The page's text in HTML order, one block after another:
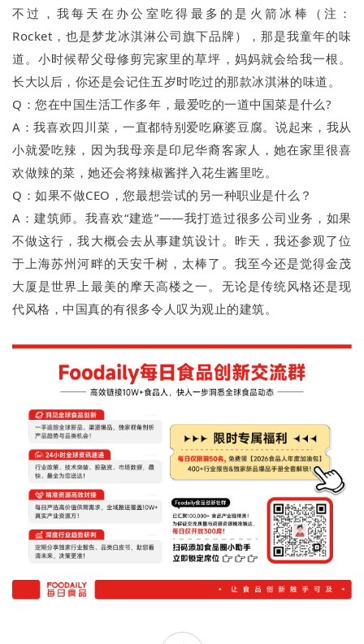
不过，我每天在办公室吃得最多的是火箭冰棒（注：
Rocket，也是梦龙冰淇淋公司旗下品牌），那是我童年的味
道。小时候帮父母修剪完家里的草坪，妈妈就会给我一根。
长大以后，你还是会记住五岁时吃过的那款冰淇淋的味道。
Q：您在中国生活工作多年，最爱吃的一道中国菜是什么?
A：我喜欢四川菜，一直都特别爱吃麻婆豆腐。说起来，我从
小就爱吃辣，因为我母亲是印尼华裔客家人，她在家里很喜
欢做辣的菜，她还会将辣椒酱拌入花生酱里吃。
Q：如果不做CEO，您最想尝试的另一种职业是什么？
A：建筑师。我喜欢“建造”——我打造过很多公司业务，如果
不做这行，我大概会去从事建筑设计。昨天，我还参观了位
于上海苏州河畔的天安千树，太棒了。我至今还是觉得金茂
大厦是世界上最美的摩天高楼之一。无论是传统风格还是现
代风格，中国真的有很多令人叹为观止的建筑。